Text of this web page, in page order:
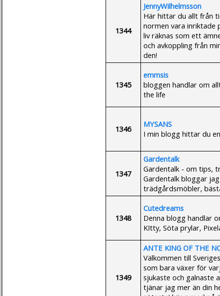
1344
JennyWilhelmsson
Här hittar du allt från
normen vara inriktade
liv räknas som ett
och avkoppling från
den!
1345
emmsis
bloggen handlar om
the life
1346
MYSANS
I min blogg hittar du
1347
Gardentalk
Gardentalk - om tips,
Gardentalk bloggar
trädgårdsmöbler,
1348
Cutedreams
Denna blogg handlar
KItty, Söta prylar,
1349
ANTE KING OF THE
Välkommen till
som bara växer för
sjukaste och galnaste
tjänar jag mer än din